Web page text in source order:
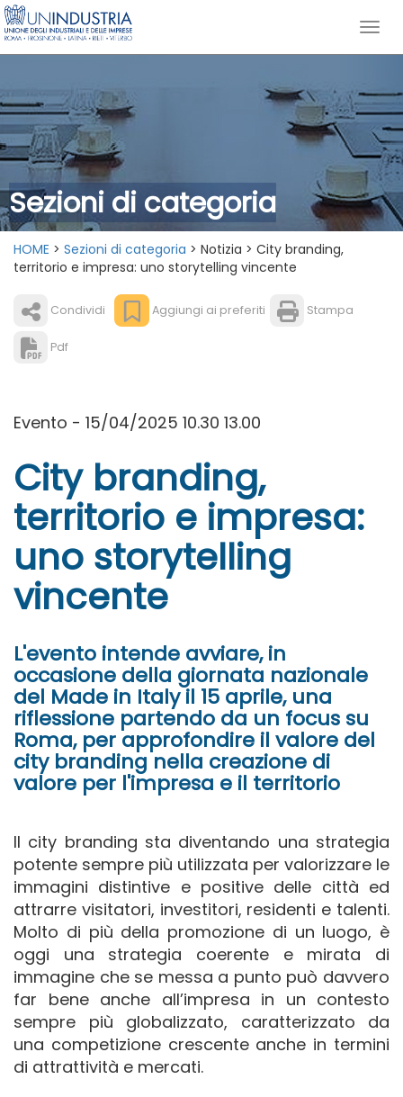
Sezioni di categoria
HOME > Sezioni di categoria > Notizia > City branding,
territorio e impresa: uno storytelling vincente
Condividi Aggiungi ai preferiti Stampa
Pdf
Evento - 15/04/2025 10.30 13.00
City branding,
territorio e impresa:
uno storytelling
vincente
L'evento intende avviare, in
occasione della giornata nazionale
del Made in Italy il 15 aprile, una
riflessione partendo da un focus su
Roma, per approfondire il valore del
city branding nella creazione di
valore per l'impresa e il territorio
Il city branding sta diventando una strategia
potente sempre più utilizzata per valorizzare le
immagini distintive e positive delle città ed
attrarre visitatori, investitori, residenti e talenti.
Molto di più della promozione di un luogo, è
oggi una strategia coerente e mirata di
immagine che se messa a punto può davvero
far bene anche all’impresa in un contesto
sempre più globalizzato, caratterizzato da
una competizione crescente anche in termini
di attrattività e mercati.